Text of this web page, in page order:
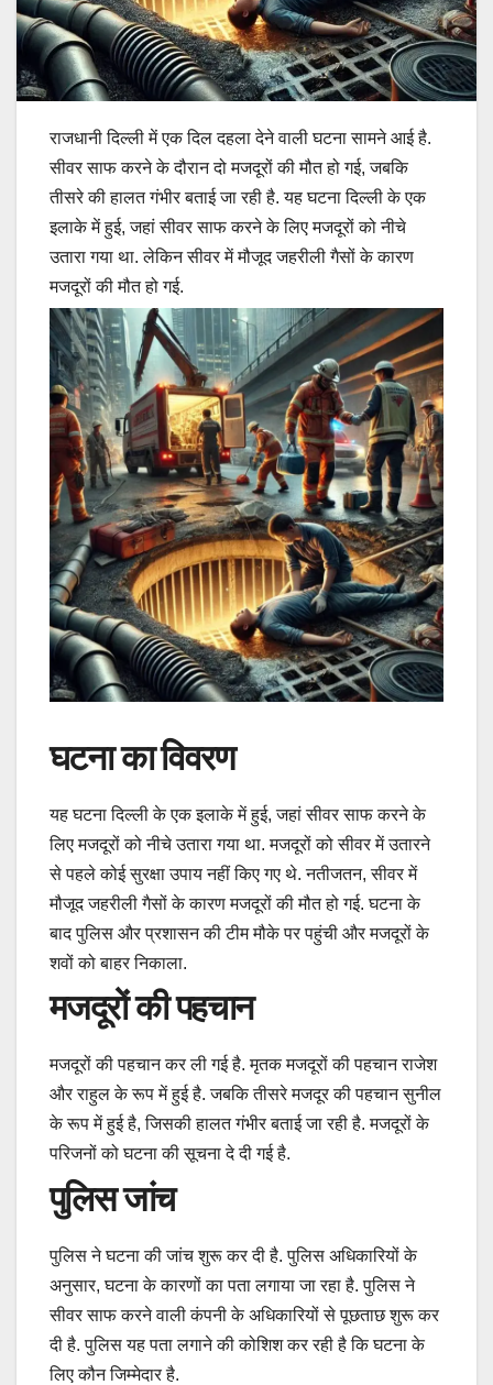
राजधानी दिल्ली में एक दिल दहला देने वाली घटना सामने आई है.
सीवर साफ करने के दौरान दो मजदूरों की मौत हो गई, जबकि
तीसरे की हालत गंभीर बताई जा रही है. यह घटना दिल्ली के एक
इलाके में हुई, जहां सीवर साफ करने के लिए मजदूरों को नीचे
उतारा गया था. लेकिन सीवर में मौजूद जहरीली गैसों के कारण
मजदूरों की मौत हो गई.
घटना का विवरण
यह घटना दिल्ली के एक इलाके में हुई, जहां सीवर साफ करने के
लिए मजदूरों को नीचे उतारा गया था. मजदूरों को सीवर में उतारने
से पहले कोई सुरक्षा उपाय नहीं किए गए थे. नतीजतन, सीवर में
मौजूद जहरीली गैसों के कारण मजदूरों की मौत हो गई. घटना के
बाद पुलिस और प्रशासन की टीम मौके पर पहुंची और मजदूरों के
शवों को बाहर निकाला.
मजदूरों की पहचान
मजदूरों की पहचान कर ली गई है. मृतक मजदूरों की पहचान राजेश
और राहुल के रूप में हुई है. जबकि तीसरे मजदूर की पहचान सुनील
के रूप में हुई है, जिसकी हालत गंभीर बताई जा रही है. मजदूरों के
परिजनों को घटना की सूचना दे दी गई है.
पुलिस जांच
पुलिस ने घटना की जांच शुरू कर दी है. पुलिस अधिकारियों के
अनुसार, घटना के कारणों का पता लगाया जा रहा है. पुलिस ने
सीवर साफ करने वाली कंपनी के अधिकारियों से पूछताछ शुरू कर
दी है. पुलिस यह पता लगाने की कोशिश कर रही है कि घटना के
लिए कौन जिम्मेदार है.